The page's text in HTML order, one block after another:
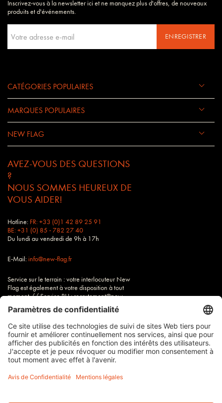
Inscrivez-vous à la newsletter ici et ne manquez plus d'offres, de nouveaux
produits et d'événements.
ENREGISTRER
CATÉGORIES POPULAIRES
MARQUES POPULAIRES
NEW FLAG
AVEZ-VOUS DES QUESTIONS
?
NOUS SOMMES HEUREUX DE
VOUS AIDER!
Hotline: FR: +33 (0)1 42 89 25 91
BE: +31 (0) 85 - 782 27 40
Du lundi au vendredi de 9h à 17h
E-Mail:info@new-flag.fr
Service sur le terrain : votre interlocuteur New
Flag est également à votre disposition à tout
moment // Service RH : recrutement@new-
flag.fr
Tous nos tarifs sont hors TVA